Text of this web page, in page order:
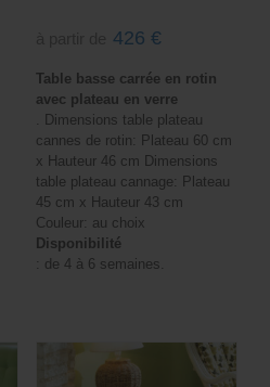
426 €
Table basse carrée en rotin
avec plateau en verre
. Dimensions table plateau
cannes de rotin: Plateau 60 cm
x Hauteur 46 cm Dimensions
table plateau cannage: Plateau
45 cm x Hauteur 43 cm
Couleur: au choix
Disponibilité
: de 4 à 6 semaines.